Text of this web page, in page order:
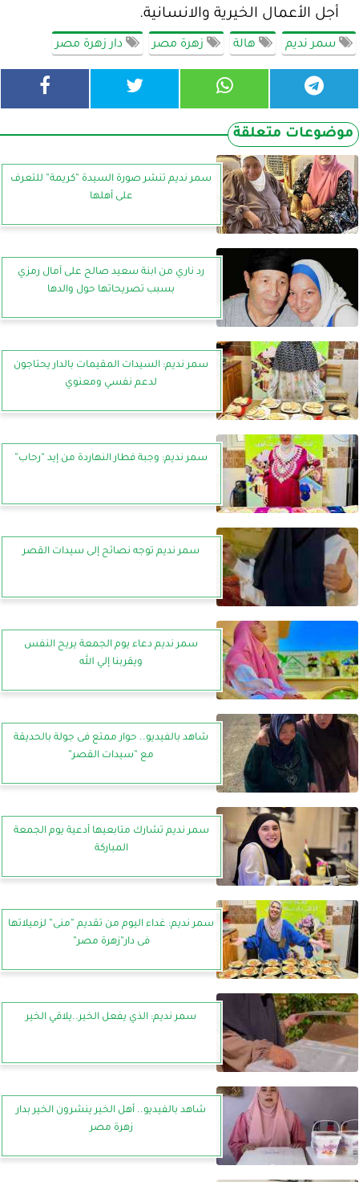
أجل الأعمال الخيرية والانسانية.
سمر نديم هالة زهرة مصر دار زهرة مصر
موضوعات متعلقة
سمر نديم تنشر صورة السيدة ”كريمة” للتعرف
على أهلها
رد ناري من ابنة سعيد صالح على آمال رمزي
بسبب تصريحاتها حول والدها
سمر نديم: السيدات المقيمات بالدار يحتاجون
لدعم نفسي ومعنوي
سمر نديم: وجبة فطار النهاردة من إيد ”رحاب”
سمر نديم توجه نصائح إلى سيدات القصر
سمر نديم دعاء يوم الجمعة يريح النفس
ويقربنا إلي الله
شاهد بالفيديو.. حوار ممتع فى جولة بالحديقة
مع ”سيدات القصر”
سمر نديم تشارك متابعيها أدعية يوم الجمعة
المباركة
سمر نديم: غداء اليوم من تقديم ”منى” لزميلاتها
فى دار”زهرة مصر”
سمر نديم: الذي يفعل الخير..يلاقي الخير
شاهد بالفيديو.. أهل الخير ينشرون الخير بدار
زهرة مصر